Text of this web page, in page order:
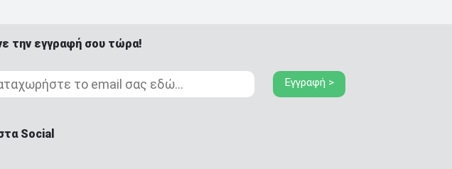
την εγγραφή σου τώρα!
Εγγραφή >
Social